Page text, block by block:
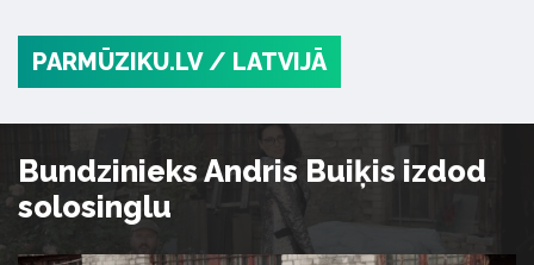
PARMŪZIKU.LV / LATVIJĀ
Bundzinieks Andris Buiķis izdod
solosinglu